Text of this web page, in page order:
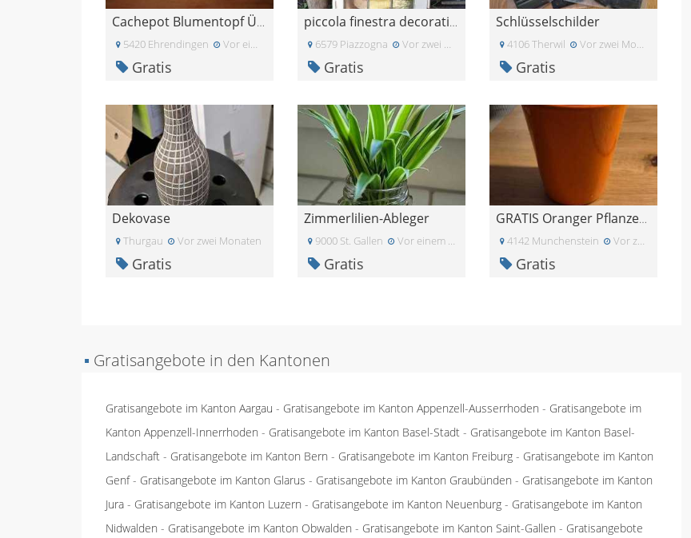
Cachepot Blumentopf Übertopf Pflanzentopf Keramik
5420 Ehrendingen Vor einem Monat
Gratis
piccola finestra decorativa
6579 Piazzogna Vor zwei Monaten
Gratis
Schlüsselschilder
4106 Therwil Vor zwei Monaten
Gratis
Dekovase
Thurgau Vor zwei Monaten
Gratis
Zimmerlilien-Ableger
9000 St. Gallen Vor einem Monat
Gratis
GRATIS Oranger Pflanzentopf
4142 Munchenstein Vor zwei Monaten
Gratis
▪ Gratisangebote in den Kantonen
Gratisangebote im Kanton Aargau - Gratisangebote im Kanton Appenzell-Ausserrhoden - Gratisangebote im
Kanton Appenzell-Innerrhoden - Gratisangebote im Kanton Basel-Stadt - Gratisangebote im Kanton Basel-
Landschaft - Gratisangebote im Kanton Bern - Gratisangebote im Kanton Freiburg - Gratisangebote im Kanton
Genf- Gratisangebote im Kanton Glarus - Gratisangebote im Kanton Graubünden - Gratisangebote im Kanton
Jura - Gratisangebote im Kanton Luzern - Gratisangebote im Kanton Neuenburg - Gratisangebote im Kanton
Nidwalden - Gratisangebote im Kanton Obwalden - Gratisangebote im Kanton Saint-Gallen - Gratisangebote